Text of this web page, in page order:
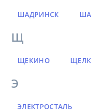
ШАДРИНСК
Щ
ЩЕКИНО
Э
ЭЛЕКТРОСТАЛЬ